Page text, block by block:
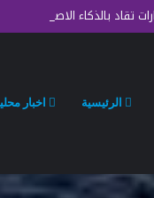
تقاد بالذكاء الاصطناعي
الرئيسية اخبار